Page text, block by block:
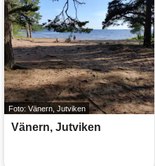
Foto: Vänern, Jutviken
Vänern, Jutviken